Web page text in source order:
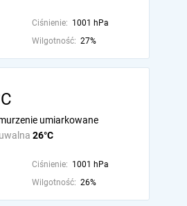
Ciśnienie: 1001 hPa
Wilgotność: 27%
26°C
umiarkowane
Ciśnienie: 1001 hPa
Wilgotność: 26%